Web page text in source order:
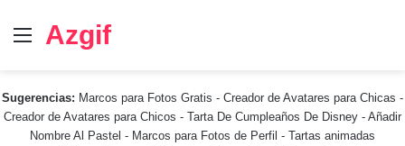
Menú
Azgif
Sugerencias: Marcos para Fotos Gratis - Creador de Avatares para Chicas -
Creador de Avatares para Chicos - Tarta De Cumpleaños De Disney - Añadir
Nombre Al Pastel - Marcos para Fotos de Perfil - Tartas animadas